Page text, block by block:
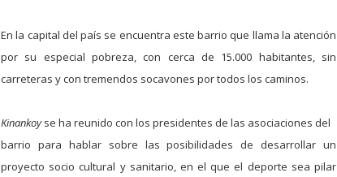
En la capital del país se encuentra este barrio que llama la atención
por su especial pobreza, con cerca de 15.000 habitantes, sin
carreteras y con tremendos socavones por todos los caminos.
Kinankoyse ha reunido con los presidentes de las asociaciones del
barrio para hablar sobre las posibilidades de desarrollar un
proyecto socio cultural y sanitario, en el que el deporte sea pilar